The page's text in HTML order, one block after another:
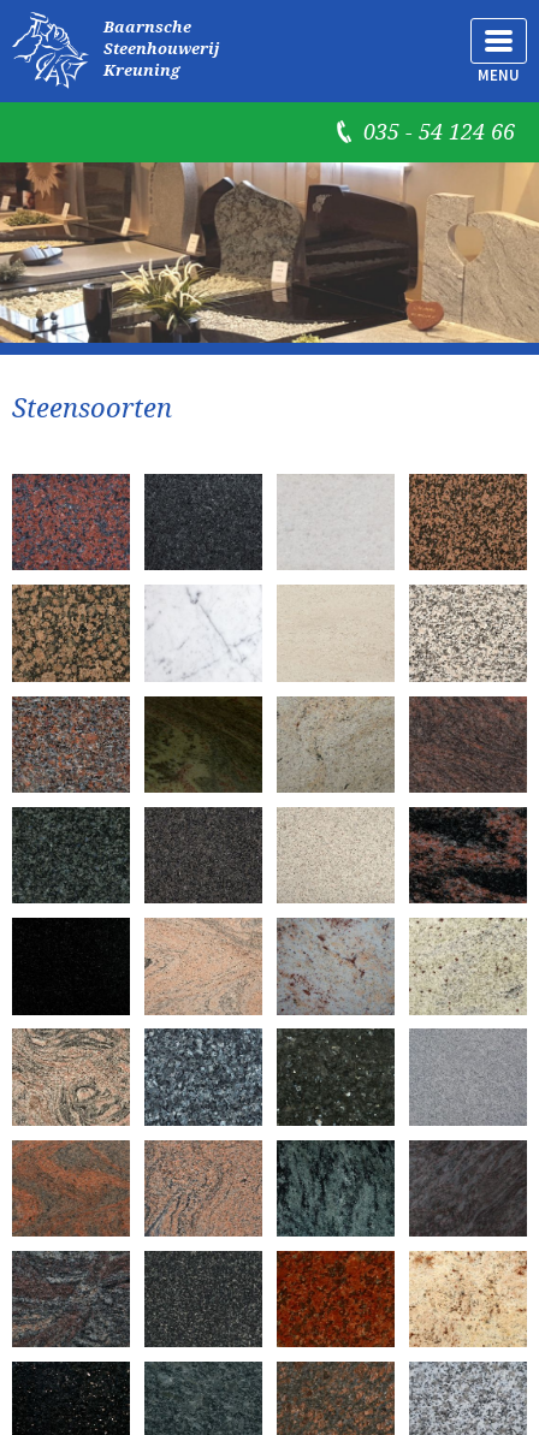
Baarnsche
Steenhouwerij
Kreuning
MENU
035 - 54 124 66
Steensoorten